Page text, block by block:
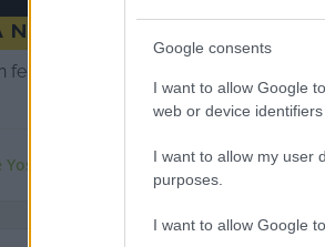
Google consents
I want to allow Google
web or device identifiers
I want to allow my user
purposes.
I want to allow Google
NEM-et (vélemény)
felfüggesztené a közmédia